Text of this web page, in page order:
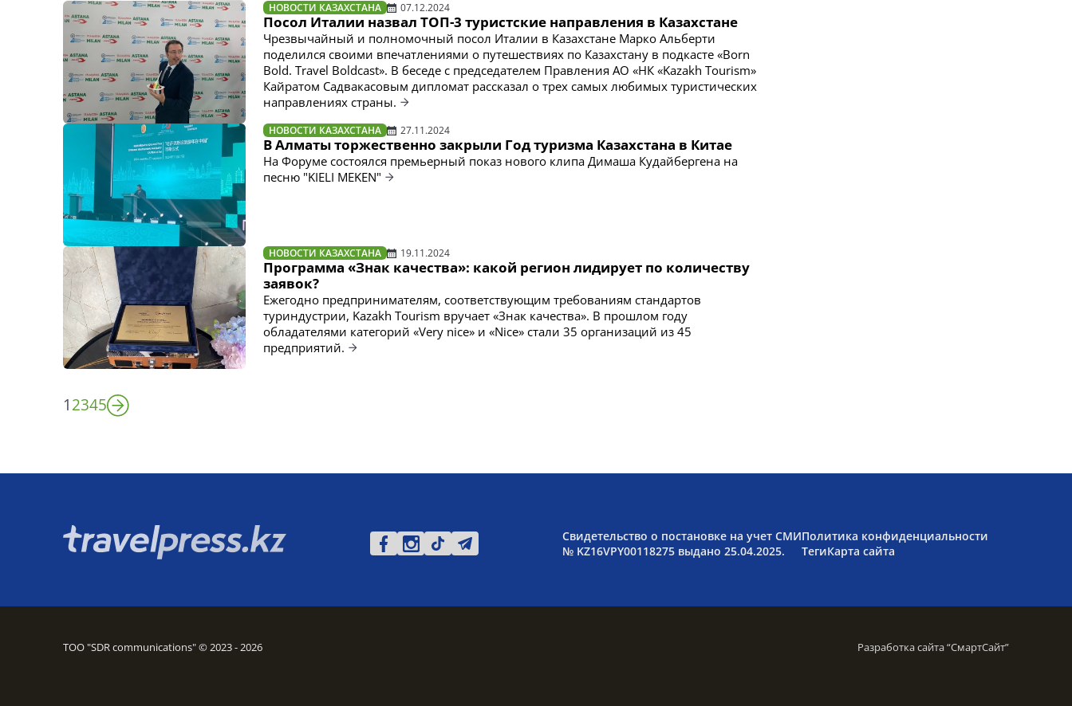
НОВОСТИ КАЗАХСТАНА 07.12.2024
Посол Италии назвал ТОП-3 туристские направления в Казахстане
Чрезвычайный и полномочный посол Италии в Казахстане Марко Альберти
поделился своими впечатлениями о путешествиях по Казахстану в подкасте «Born
Bold. Travel Boldcast». В беседе с председателем Правления АО «НК «Kazakh Tourism»
Кайратом Садвакасовым дипломат рассказал о трех самых любимых туристических
направлениях страны.
НОВОСТИ КАЗАХСТАНА 27.11.2024
В Алматы торжественно закрыли Год туризма Казахстана в Китае
На Форуме состоялся премьерный показ нового клипа Димаша Кудайбергена на
песню "KIELI MEKEN"
НОВОСТИ КАЗАХСТАНА 19.11.2024
Программа «Знак качества»: какой регион лидирует по количеству
заявок?
Ежегодно предпринимателям, соответствующим требованиям стандартов
туриндустрии, Kazakh Tourism вручает «Знак качества». В прошлом году
обладателями категорий «Very nice» и «Nice» стали 35 организаций из 45
предприятий.
12345
Свидетельство о постановке на учет СМИ
№ KZ16VPY00118275 выдано 25.04.2025.
Политика конфиденциальности
ТегиКарта сайта
ТОО "SDR communications" © 2023 - 2026 Разработка сайта “СмартСайт”